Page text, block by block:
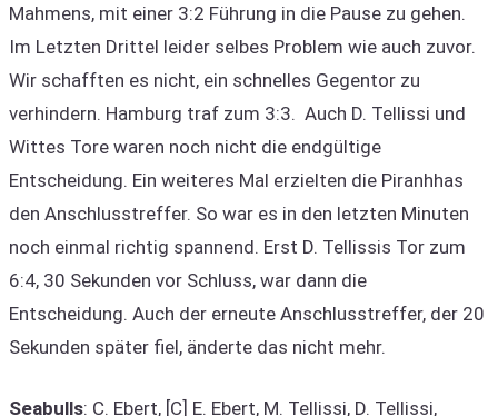
Mahmens, mit einer 3:2 Führung in die Pause zu gehen.
Im Letzten Drittel leider selbes Problem wie auch zuvor.
Wir schafften es nicht, ein schnelles Gegentor zu
verhindern. Hamburg traf zum 3:3. Auch D. Tellissi und
Wittes Tore waren noch nicht die endgültige
Entscheidung. Ein weiteres Mal erzielten die Piranhhas
den Anschlusstreffer. So war es in den letzten Minuten
noch einmal richtig spannend. Erst D. Tellissis Tor zum
6:4, 30 Sekunden vor Schluss, war dann die
Entscheidung. Auch der erneute Anschlusstreffer, der 20
Sekunden später fiel, änderte das nicht mehr.
Seabulls: C. Ebert, [C] E. Ebert, M. Tellissi, D. Tellissi,